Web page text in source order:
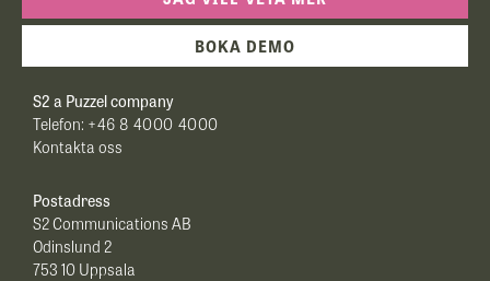
BOKA DEMO
S2 a Puzzel company
Telefon: +46 8 4000 4000
Kontakta oss
Postadress
S2 Communications AB
Odinslund 2
753 10 Uppsala